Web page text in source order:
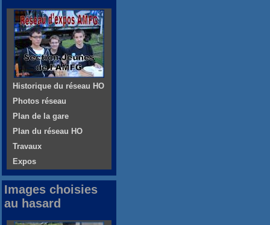
Historique du réseau HO
Photos réseau
Plan de la gare
Plan du réseau HO
Travaux
Expos
Images choisies
au hasard